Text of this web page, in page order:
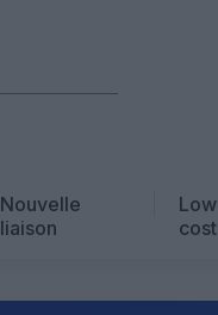
Nouvelle
liaison
Low
cost